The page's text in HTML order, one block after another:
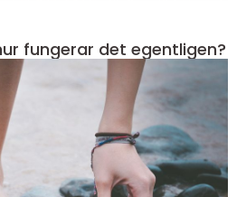
fungerar det egentligen?